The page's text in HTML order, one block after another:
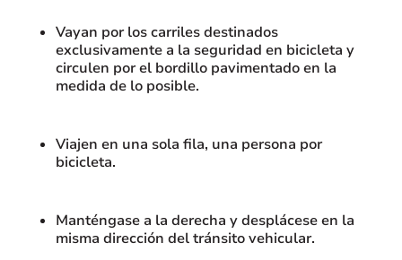
Vayan por los carriles destinados
exclusivamente a la seguridad en bicicleta y
circulen por el bordillo pavimentado en la
medida de lo posible.
Viajen en una sola fila, una persona por
bicicleta.
Manténgase a la derecha y desplácese en la
misma dirección del tránsito vehicular.